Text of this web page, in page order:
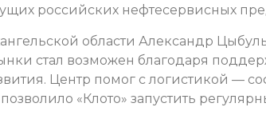
российских нефтесервисных
области Александр
стал возможен благодаря
Центр помог с логистикой —
«Клото» запустить